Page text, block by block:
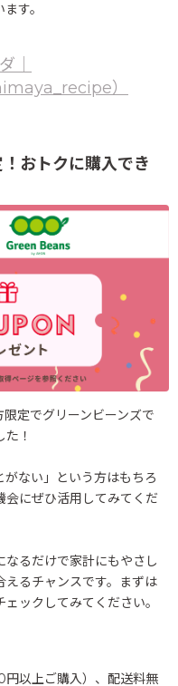
す。
｜
）
おトクに購入でき
定でグリーンビーンズで
！
がない」という方はもちろ
会にぜひ活用してみてくだ
るだけで家計にもやさし
えるチャンスです。まずは
ックしてみてください。
以上ご購入）、配送料無